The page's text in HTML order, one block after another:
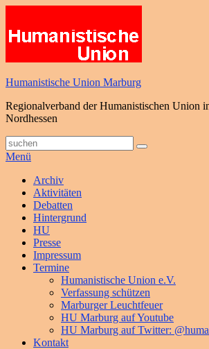
springen
Humanistische Union Marburg
Regionalverband der Humanistischen Union
Nordhessen
Suche
nach:
Suchen
Menü
Primäres
Menü
Archiv
Aktivitäten
Debatten
Hintergrund
HU
Presse
Impressum
Termine
Humanistische Union e.V.
Verfassung schützen
Marburger Leuchtfeuer
HU Marburg auf Youtube
HU Marburg auf Twitter:
Kontakt